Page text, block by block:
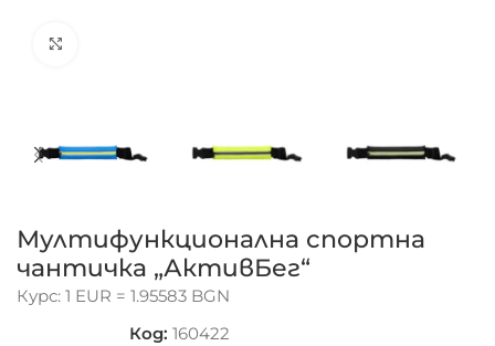
Мултифункционална спортна
чантичка „АктивБег“
Курс: 1 EUR = 1.95583 BGN
Код:160422